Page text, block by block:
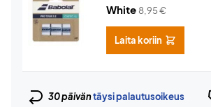
White 8,95€
Laita koriin
30 päiväntäysi palautusoikeus